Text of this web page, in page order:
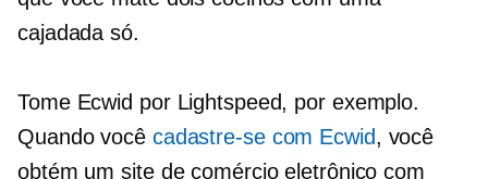
cajadada só.
Tome Ecwid por Lightspeed, por exemplo.
Quando você cadastre-se com Ecwid, você
obtém um site de comércio eletrônico com